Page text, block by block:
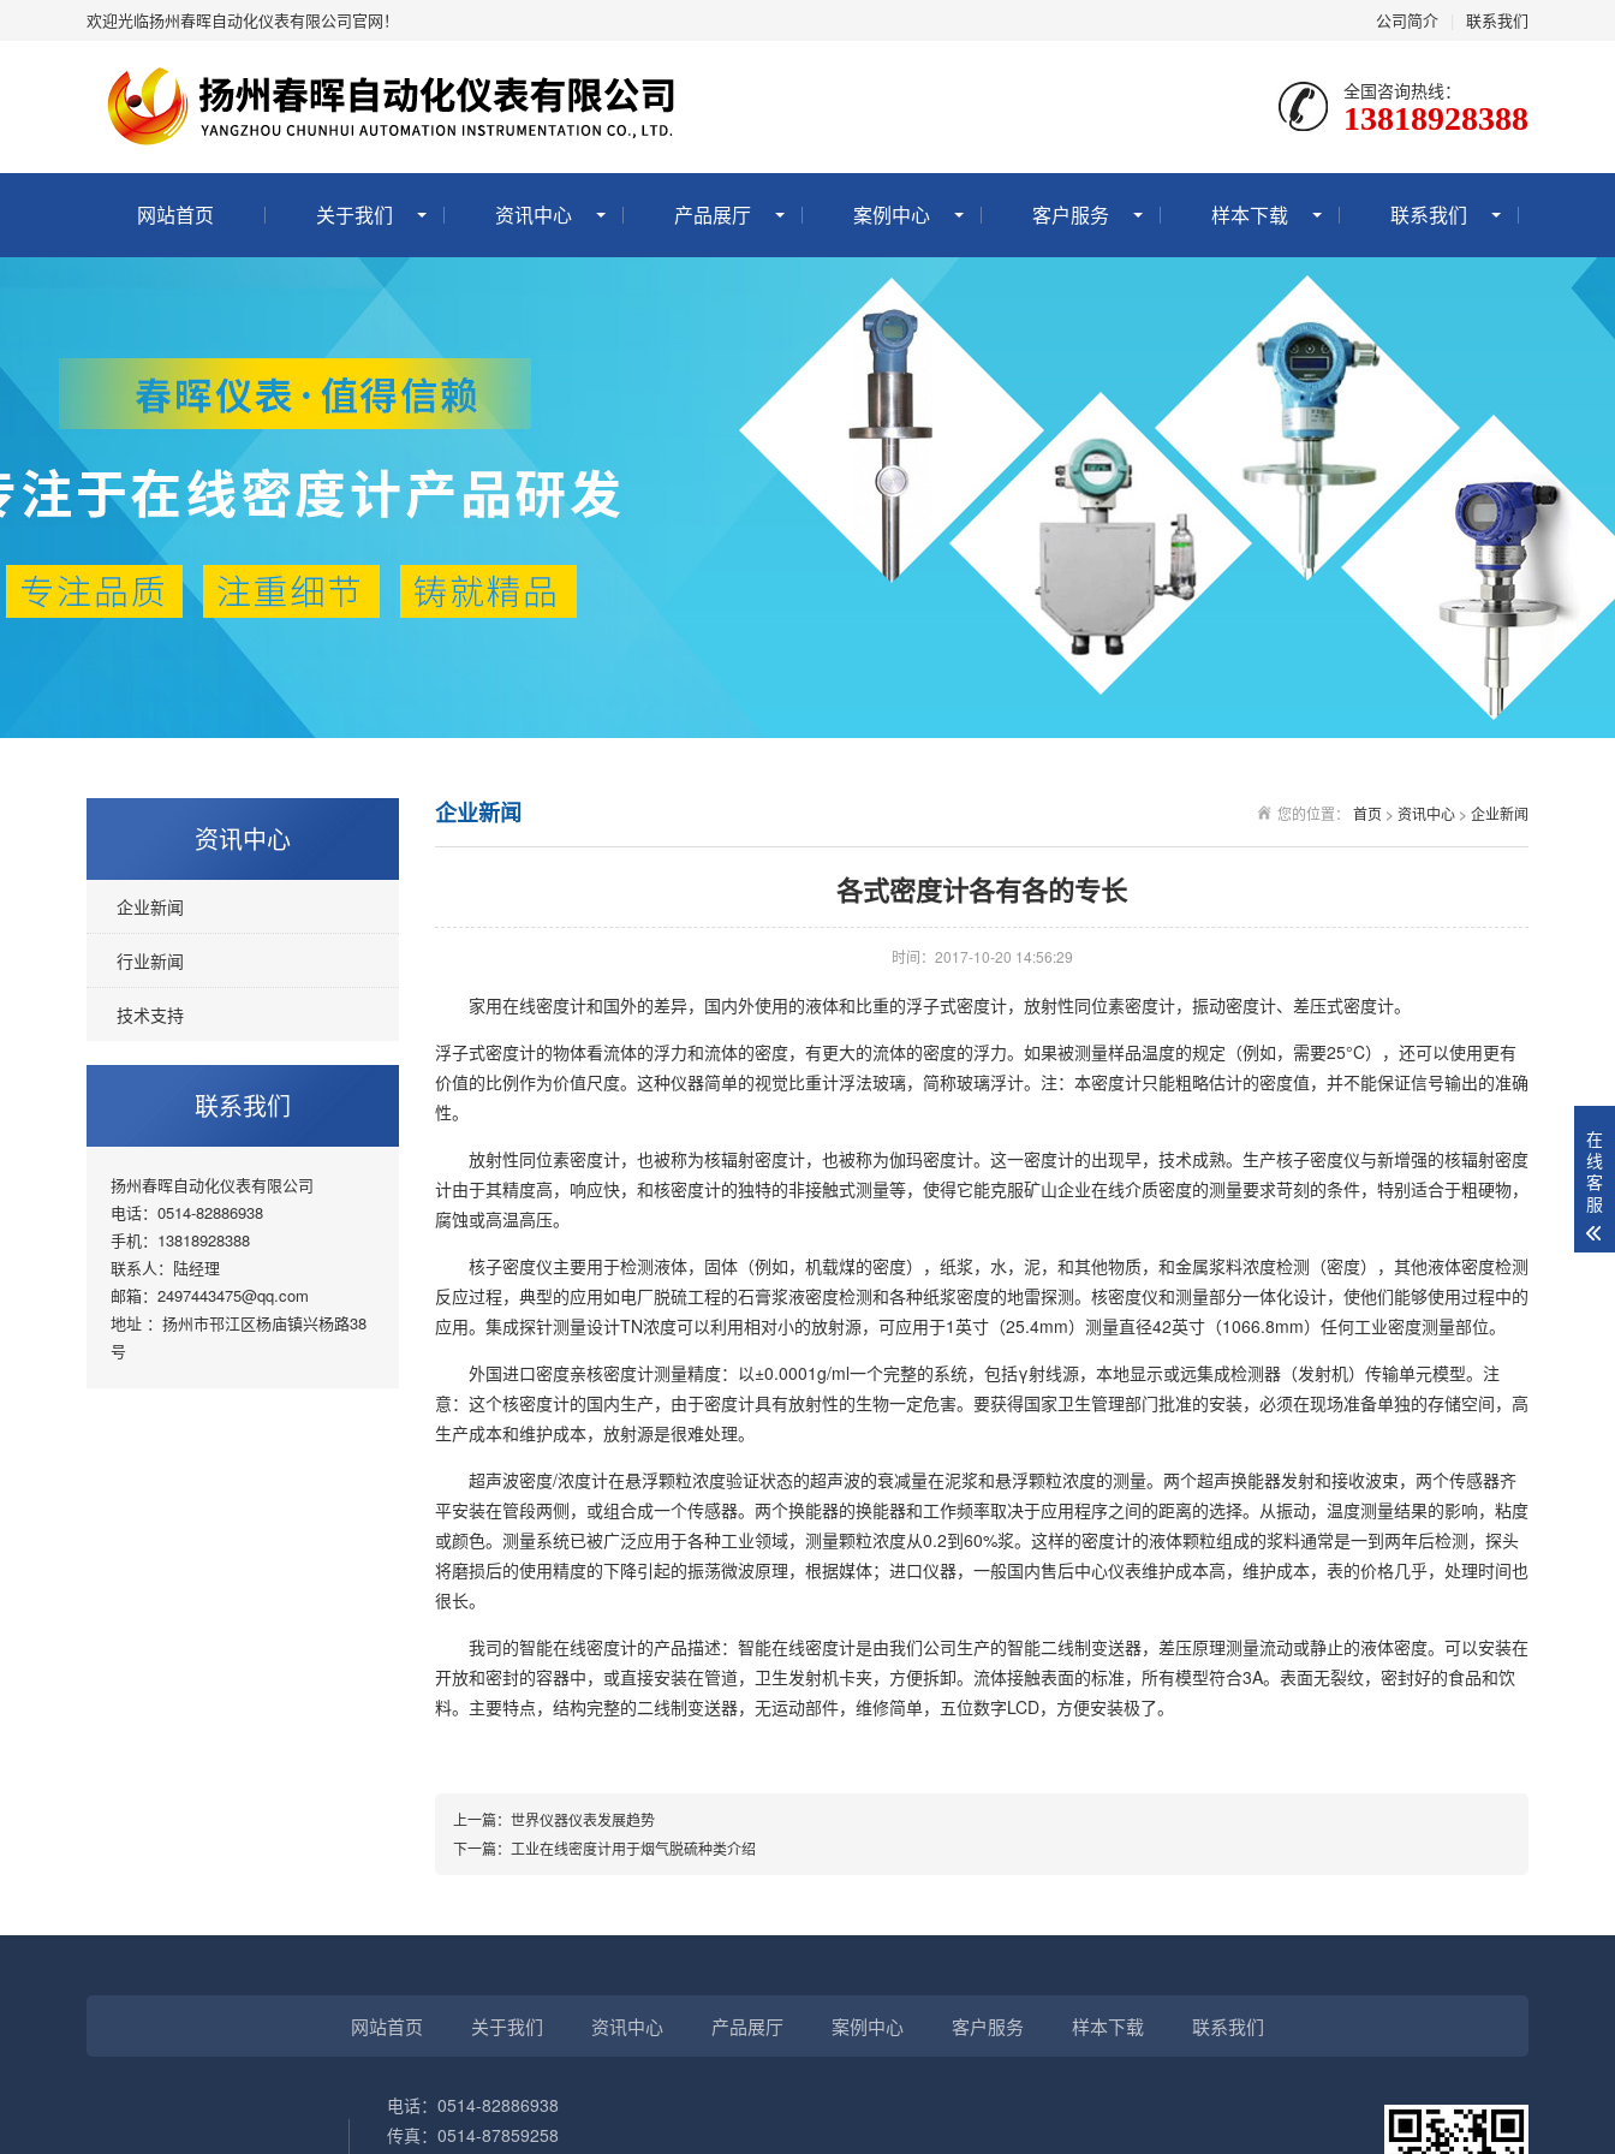
公司简介 联系我们
欢迎光临扬州春晖自动化仪表有限公司官网！
全国咨询热线：
13818928388
网站首页 关于我们 资讯中心 产品展厅 案例中心 客户服务 样本下载 联系我们
资讯中心
企业新闻
行业新闻
技术支持
联系我们
扬州春晖自动化仪表有限公司
电话：0514-82886938
手机：13818928388
联系人：陆经理
邮箱：2497443475@qq.com
地址 ：扬州市邗江区杨庙镇兴杨路38
号
您的位置： 首页 > 资讯中心 > 企业新闻
企业新闻
各式密度计各有各的专长
时间：2017-10-20 14:56:29
家用在线密度计和国外的差异，国内外使用的液体和比重的浮子式密度计，放射性同位素密度计，振动密度计、差压式密度计。
浮子式密度计的物体看流体的浮力和流体的密度，有更大的流体的密度的浮力。如果被测量样品温度的规定（例如，需要25°C），还可以使用更有
价值的比例作为价值尺度。这种仪器简单的视觉比重计浮法玻璃，简称玻璃浮计。注：本密度计只能粗略估计的密度值，并不能保证信号输出的准确
性。
放射性同位素密度计，也被称为核辐射密度计，也被称为伽玛密度计。这一密度计的出现早，技术成熟。生产核子密度仪与新增强的核辐射密度
计由于其精度高，响应快，和核密度计的独特的非接触式测量等，使得它能克服矿山企业在线介质密度的测量要求苛刻的条件，特别适合于粗硬物，
腐蚀或高温高压。
核子密度仪主要用于检测液体，固体（例如，机载煤的密度），纸浆，水，泥，和其他物质，和金属浆料浓度检测（密度），其他液体密度检测
反应过程，典型的应用如电厂脱硫工程的石膏浆液密度检测和各种纸浆密度的地雷探测。核密度仪和测量部分一体化设计，使他们能够使用过程中的
应用。集成探针测量设计TN浓度可以利用相对小的放射源，可应用于1英寸（25.4mm）测量直径42英寸（1066.8mm）任何工业密度测量部位。
外国进口密度亲核密度计测量精度：以±0.0001g/ml一个完整的系统，包括γ射线源，本地显示或远集成检测器（发射机）传输单元模型。注
意：这个核密度计的国内生产，由于密度计具有放射性的生物一定危害。要获得国家卫生管理部门批准的安装，必须在现场准备单独的存储空间，高
生产成本和维护成本，放射源是很难处理。
超声波密度/浓度计在悬浮颗粒浓度验证状态的超声波的衰减量在泥浆和悬浮颗粒浓度的测量。两个超声换能器发射和接收波束，两个传感器齐
平安装在管段两侧，或组合成一个传感器。两个换能器的换能器和工作频率取决于应用程序之间的距离的选择。从振动，温度测量结果的影响，粘度
或颜色。测量系统已被广泛应用于各种工业领域，测量颗粒浓度从0.2到60%浆。这样的密度计的液体颗粒组成的浆料通常是一到两年后检测，探头
将磨损后的使用精度的下降引起的振荡微波原理，根据媒体；进口仪器，一般国内售后中心仪表维护成本高，维护成本，表的价格几乎，处理时间也
很长。
我司的智能在线密度计的产品描述：智能在线密度计是由我们公司生产的智能二线制变送器，差压原理测量流动或静止的液体密度。可以安装在
开放和密封的容器中，或直接安装在管道，卫生发射机卡夹，方便拆卸。流体接触表面的标准，所有模型符合3A。表面无裂纹，密封好的食品和饮
料。主要特点，结构完整的二线制变送器，无运动部件，维修简单，五位数字LCD，方便安装极了。
上一篇： 世界仪器仪表发展趋势
下一篇： 工业在线密度计用于烟气脱硫种类介绍
网站首页 关于我们 资讯中心 产品展厅 案例中心 客户服务 样本下载 联系我们
电话：0514-82886938
传真：0514-87859258
在
线
客
服